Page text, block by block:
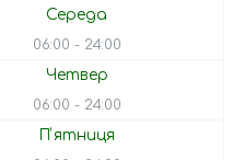
Середа
06:00 24:00
Четвер
06:00 24:00
Пʼятниця